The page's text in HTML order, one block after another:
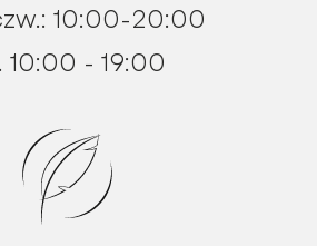
10:00-20:00
10:00 - 19:00